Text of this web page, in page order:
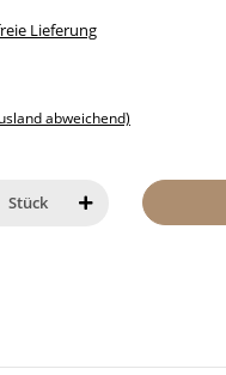
Lieferung
abweichend)
Stück